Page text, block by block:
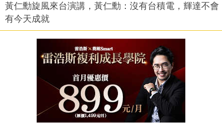
黃仁勳旋風來台演講，黃仁勳：沒有台積電，輝達不會
有今天成就